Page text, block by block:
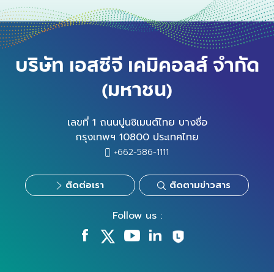
บริษัท เอสซีจี เคมิคอลส์ จำกัด
(มหาชน)
เลขที่ 1 ถนนปูนซิเมนต์ไทย บางซื่อ
กรุงเทพฯ 10800 ประเทศไทย
+662-586-1111
ติดต่อเรา ติดตามข่าวสาร
Follow us :